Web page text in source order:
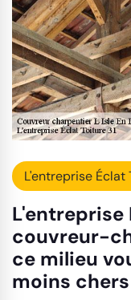
L'entreprise Éclat
L'entreprise
couvreur-
ce milieu
moins